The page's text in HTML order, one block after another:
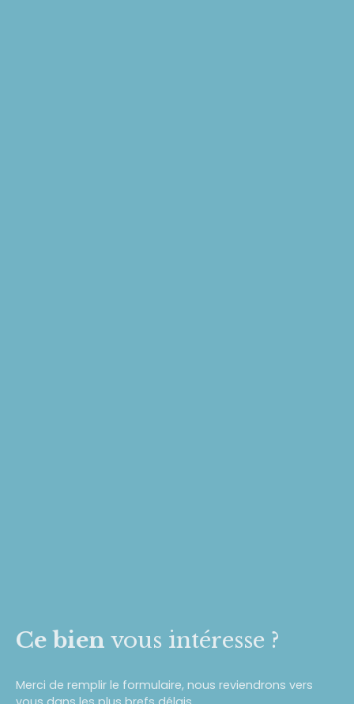
Ce bien vous intéresse ?
Merci de remplir le formulaire, nous reviendrons vers